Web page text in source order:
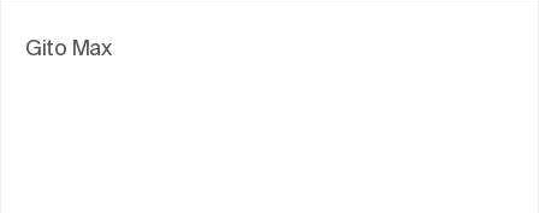
Gito Max